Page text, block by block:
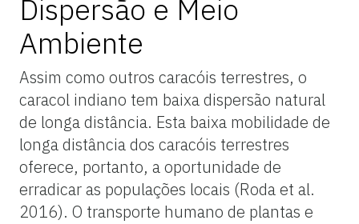
Dispersão e Meio
Ambiente
Assim como outros caracóis terrestres, o
caracol indiano tem baixa dispersão natural
de longa distância. Esta baixa mobilidade de
longa distância dos caracóis terrestres
oferece, portanto, a oportunidade de
erradicar as populações locais (Roda et al.
2016). O transporte humano de plantas e